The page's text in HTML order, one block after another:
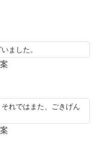
ました。
れではまた、ごきげん